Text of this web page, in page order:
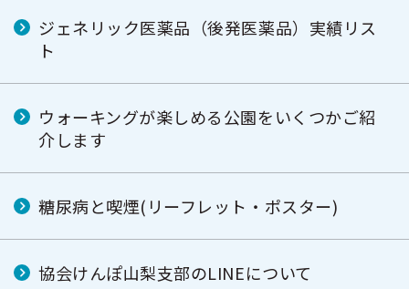
ジェネリック医薬品（後発医薬品）実績リス
ト
ウォーキングが楽しめる公園をいくつかご紹
介します
糖尿病と喫煙(リーフレット・ポスター)
協会けんぽ山梨支部のLINEについて